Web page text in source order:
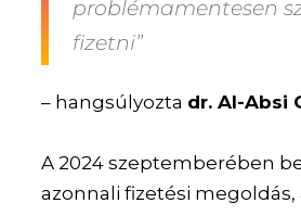
problémamentesen
fizetni”
– hangsúlyozta dr. Al-Absi
A 2024 szeptemberében
azonnali fizetési megoldás,